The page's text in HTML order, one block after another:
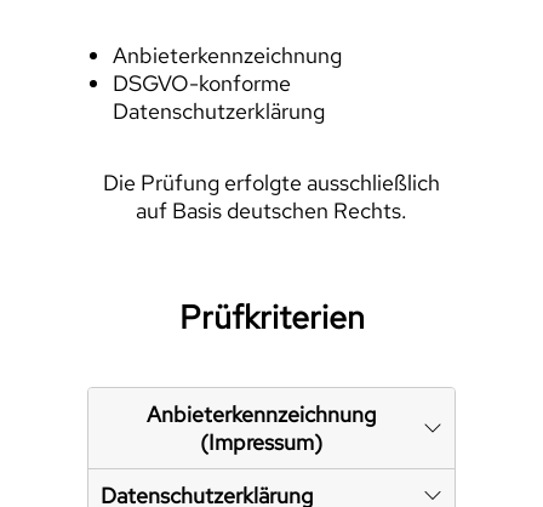
Anbieterkennzeichnung
DSGVO-konforme
Datenschutzerklärung
Die Prüfung erfolgte ausschließlich
auf Basis deutschen Rechts.
Prüfkriterien
Anbieterkennzeichnung
(Impressum)
Datenschutzerklärung